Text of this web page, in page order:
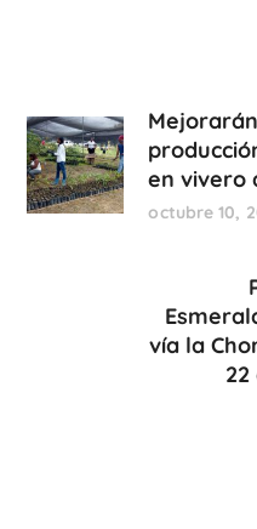
en vivero
octubre 10,
vía la